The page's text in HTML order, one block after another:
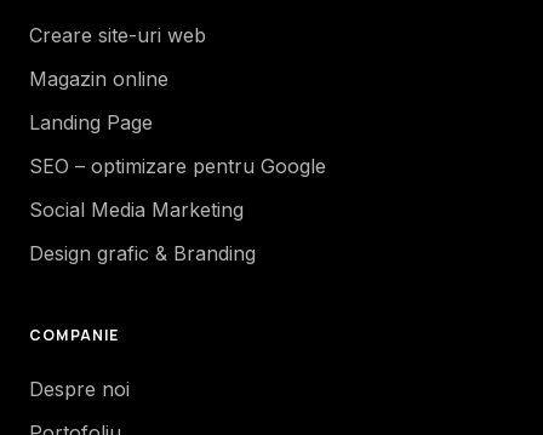
Creare site-uri web
Magazin online
Landing Page
SEO – optimizare pentru Google
Social Media Marketing
Design grafic & Branding
COMPANIE
Despre noi